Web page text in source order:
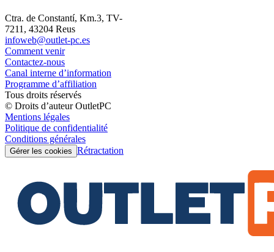
Ctra. de Constantí, Km.3, TV-
7211, 43204 Reus
infoweb@outlet-pc.es
Comment venir
Contactez-nous
Canal interne d’information
Programme d’affiliation
Tous droits réservés
© Droits d’auteur OutletPC
Mentions légales
Politique de confidentialité
Conditions générales
Gérer les cookies Rétractation